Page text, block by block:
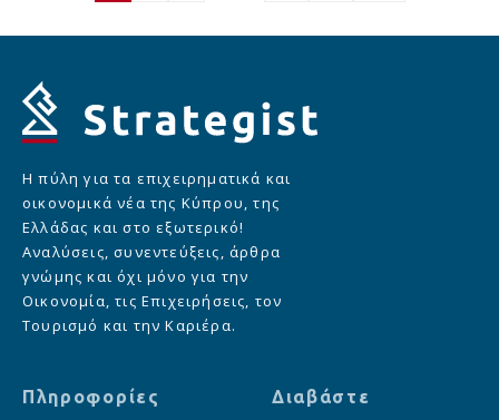
Η πύλη για τα επιχειρηματικά και
οικονομικά νέα της Κύπρου, της
Ελλάδας και στο εξωτερικό!
Αναλύσεις, συνεντεύξεις, άρθρα
γνώμης και όχι μόνο για την
Οικονομία, τις Επιχειρήσεις, τον
Τουρισμό και την Καριέρα.
Πληροφορίες Διαβάστε